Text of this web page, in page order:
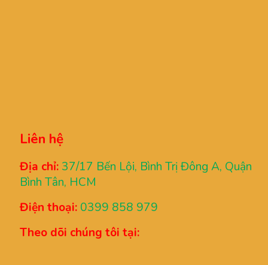
Liên hệ
Địa chỉ: 37/17 Bến Lội, Bình Trị Đông A, Quận
Bình Tân, HCM
Điện thoại: 0399 858 979
Theo dõi chúng tôi tại: